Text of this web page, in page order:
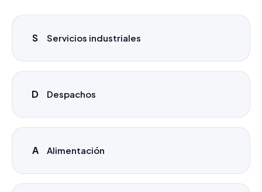
S Servicios industriales
D Despachos
A Alimentación